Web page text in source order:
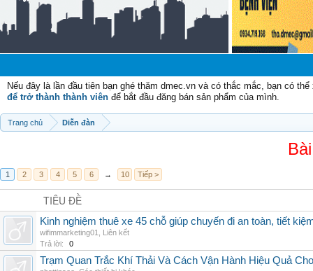
Nếu đây là lần đầu tiên bạn ghé thăm dmec.vn và có thắc mắc, bạn có
để trở thành thành viên để bắt đầu đăng bán sản phẩm của mình.
Trang chủ Diễn đàn
1 2 3 4 5 6 → 10 Tiếp >
TIÊU ĐỀ
Kinh nghiệm thuê xe 45 chỗ giúp chuyến đi an toàn, tiết
wifimmarketing01
Liên kết
Trả lời:
0
Trạm Quan Trắc Khí Thải Và Cách Vận Hành Hiệu Quả